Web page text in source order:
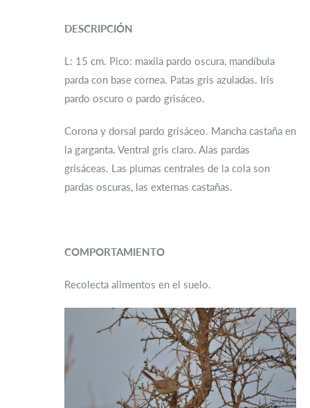
DESCRIPCIÓN
L: 15 cm. Pico: maxila pardo oscura, mandíbula
parda con base cornea. Patas gris azuladas. Iris
pardo oscuro o pardo grisáceo.
Corona y dorsal pardo grisáceo. Mancha castaña en
la garganta. Ventral gris claro. Alas pardas
grisáceas. Las plumas centrales de la cola son
pardas oscuras, las externas castañas.
COMPORTAMIENTO
Recolecta alimentos en el suelo.